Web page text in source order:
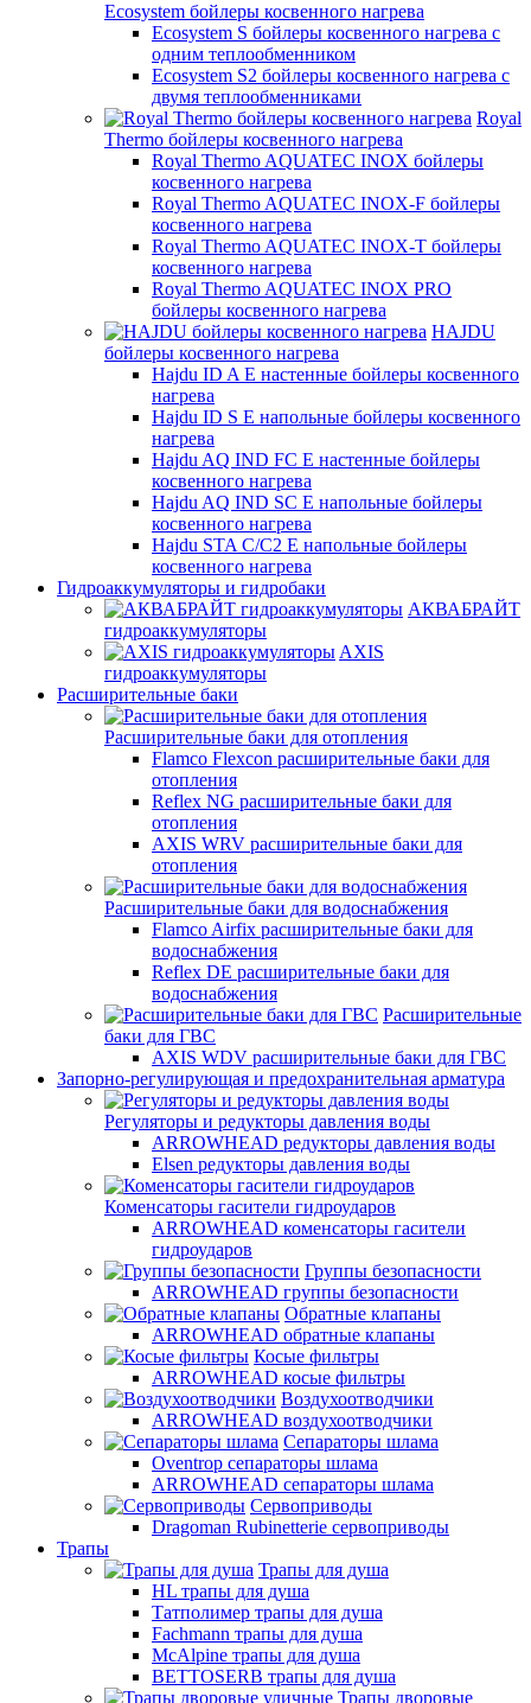
Ecosystem бойлеры косвенного нагрева
Ecosystem S бойлеры косвенного нагрева с
одним теплообменником
Ecosystem S2 бойлеры косвенного нагрева с
двумя теплообменниками
Royal
Thermo бойлеры косвенного нагрева
Royal Thermo AQUATEC INOX бойлеры
косвенного нагрева
Royal Thermo AQUATEC INOX-F бойлеры
косвенного нагрева
Royal Thermo AQUATEC INOX-T бойлеры
косвенного нагрева
Royal Thermo AQUATEC INOX PRO
бойлеры косвенного нагрева
HAJDU
бойлеры косвенного нагрева
Hajdu ID A E настенные бойлеры косвенного
нагрева
Hajdu ID S E напольные бойлеры косвенного
нагрева
Hajdu AQ IND FC E настенные бойлеры
косвенного нагрева
Hajdu AQ IND SC E напольные бойлеры
косвенного нагрева
Hajdu STA C/C2 E напольные бойлеры
косвенного нагрева
Гидроаккумуляторы и гидробаки
АКВАБРАЙТ
гидроаккумуляторы
AXIS
гидроаккумуляторы
Расширительные баки
Расширительные баки для отопления
Flamco Flexcon расширительные баки для
отопления
Reflex NG расширительные баки для
отопления
AXIS WRV расширительные баки для
отопления
Расширительные баки для водоснабжения
Flamco Airfix расширительные баки для
водоснабжения
Reflex DЕ расширительные баки для
водоснабжения
Расширительные
баки для ГВС
AXIS WDV расширительные баки для ГВС
Запорно-регулирующая и предохранительная арматура
Регуляторы и редукторы давления воды
ARROWHEAD редукторы давления воды
Elsen редукторы давления воды
Коменсаторы гасители гидроударов
ARROWHEAD коменсаторы гасители
гидроударов
Группы безопасности
ARROWHEAD группы безопасности
Обратные клапаны
ARROWHEAD обратные клапаны
Косые фильтры
ARROWHEAD косые фильтры
Воздухоотводчики
ARROWHEAD воздухоотводчики
Сепараторы шлама
Oventrop cепараторы шлама
ARROWHEAD сепараторы шлама
Сервоприводы
Dragoman Rubinetterie сервоприводы
Трапы
Трапы для душа
HL трапы для душа
Татполимер трапы для душа
Fachmann трапы для душа
McAlpine трапы для душа
BETTOSERB трапы для душа
Трапы дворовые